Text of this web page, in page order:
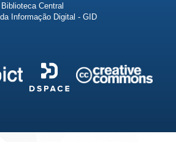
Central
Informação Digital - GID